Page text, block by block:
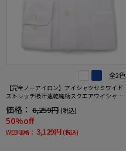
全2色
【完全ノーアイロン】アイシャツセミワイド
ストレッチ吸汗速乾織柄スクエアワイシャツi-
shirt通年
価格： 6,259円 (税込)
50%off
WEB価格： 3,129円 (税込)